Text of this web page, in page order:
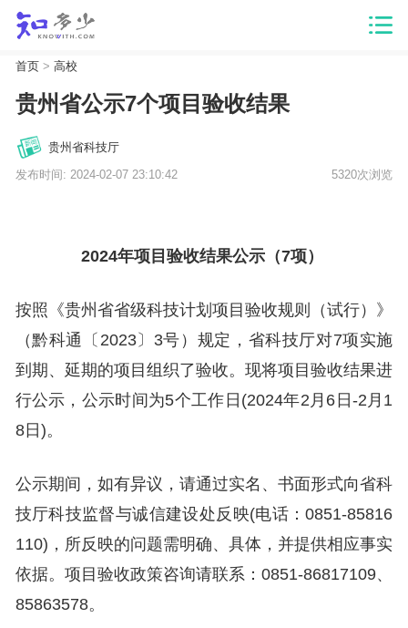
首页> 高校
贵州省公示7个项目验收结果
贵州省科技厅
发布时间: 2024-02-07 23:10:42 5320次浏览
2024年项目验收结果公示（7项）
按照《贵州省省级科技计划项目验收规则（试行）》
（黔科通〔2023〕3号）规定，省科技厅对7项实施
到期、延期的项目组织了验收。现将项目验收结果进
行公示，公示时间为5个工作日(2024年2月6日-2月1
8日)。
公示期间，如有异议，请通过实名、书面形式向省科
技厅科技监督与诚信建设处反映(电话：0851-85816
110)，所反映的问题需明确、具体，并提供相应事实
依据。项目验收政策咨询请联系：0851-86817109、
85863578。